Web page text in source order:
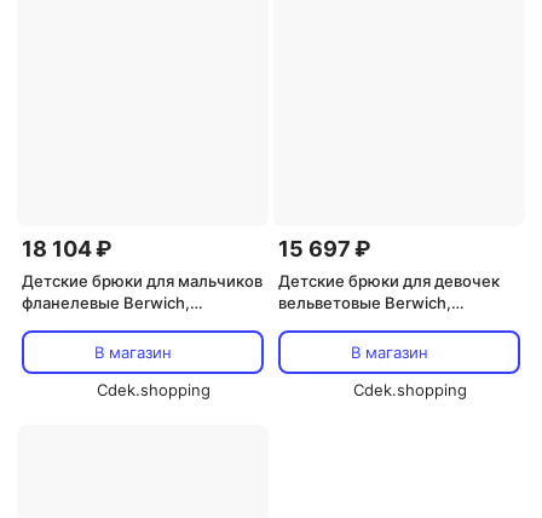
18 104 ₽
Детские брюки для мальчиков
фланелевые Berwich,
В магазин
Cdek.shopping
15 697 ₽
Детские брюки для девочек
вельветовые Berwich,
В магазин
Cdek.shopping